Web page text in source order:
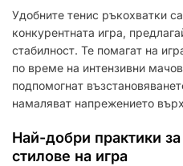
Удобните тенис ръкохватки
конкурентната игра,
стабилност. Те помагат на
по време на интензивни
подпомогнат
намаляват напрежението
Най-добри практики
стилове на игра